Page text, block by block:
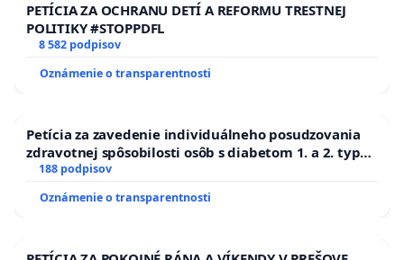
PETÍCIA ZA OCHRANU DETÍ A REFORMU TRESTNEJ
POLITIKY #STOPPDFL
8 582 podpisov
Oznámenie o transparentnosti
Petícia za zavedenie individuálneho posudzovania
zdravotnej spôsobilosti osôb s diabetom 1. a 2. typu
pri prijímaní do Policajného zboru SR
188 podpisov
Oznámenie o transparentnosti